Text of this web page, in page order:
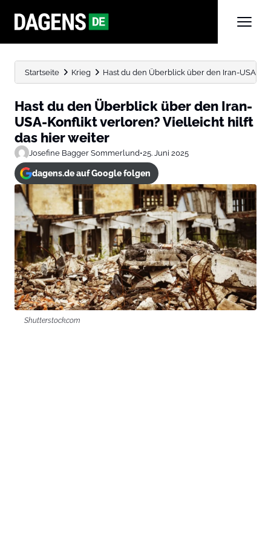
Startseite Krieg Hast du den Überblick über den Iran-USA-
Hast du den Überblick über den Iran-
USA-Konflikt verloren? Vielleicht hilft
das hier weiter
Josefine Bagger Sommerlund•25. Juni 2025
dagens.de auf Google folgen
Shutterstock.com